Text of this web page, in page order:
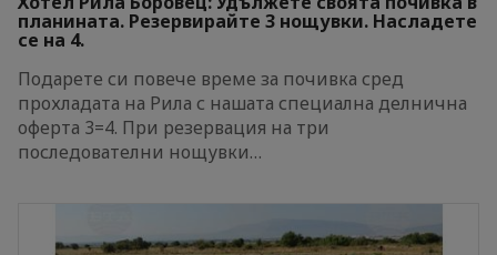
планината. Резервирайте 3 нощувки. Насладете
се на 4.
Подарете си повече време за почивка сред
прохладата на Рила с нашата специална делнична
оферта 3=4. При резервация на три
последователни нощувки…